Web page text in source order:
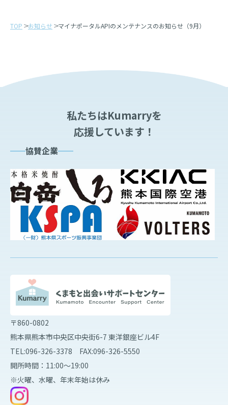
TOP お知らせ マイナポータルAPIのメンテナンスのお知らせ（9月）
私たちはKumarryを
応援しています！
協賛企業
〒860-0802
熊本県熊本市中央区中央街6-7 東洋銀座ビル4F
TEL:096-326-3378 FAX:096-326-5550
開所時間：11:00～19:00
※火曜、水曜、年末年始は休み